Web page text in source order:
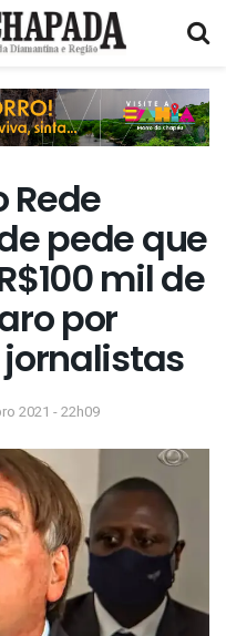
Rede
pede que
mil de
por
2021 - 22h09